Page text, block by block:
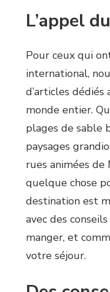
L’appel
Pour ceux qui
international,
d’articles
monde entier.
plages de sable
paysages
rues animées de
quelque chose
destination est
avec des
manger, et
votre séjour.